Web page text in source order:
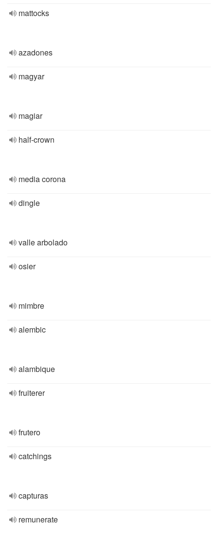
mattocks
azadones
magyar
magiar
half-crown
media corona
dingle
valle arbolado
osier
mimbre
alembic
alambique
fruiterer
frutero
catchings
capturas
remunerate